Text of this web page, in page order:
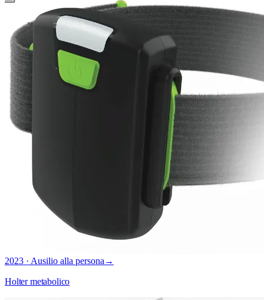
2023 · Ausilio alla persona→
Holter metabolico